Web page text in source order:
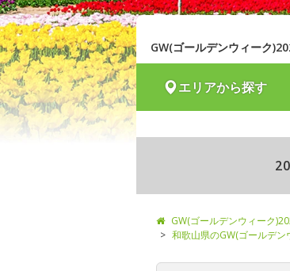
GW(ゴールデンウィーク
エリアから探す
GW(ゴールデンウィーク
和歌山県のGW(ゴールデン